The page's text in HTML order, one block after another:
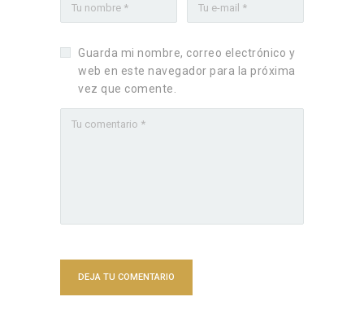
Guarda mi nombre, correo electrónico y
web en este navegador para la próxima
vez que comente.